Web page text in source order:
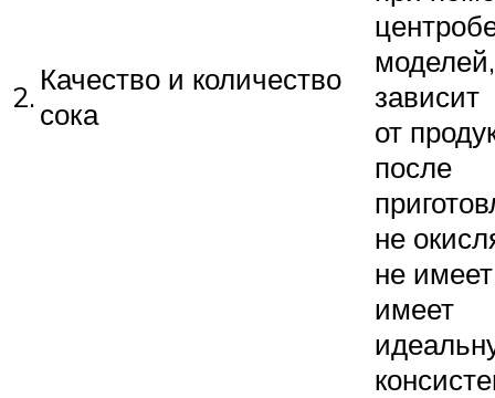
2. Качество и количество
сока
зависит
от
после
не
не
имеет